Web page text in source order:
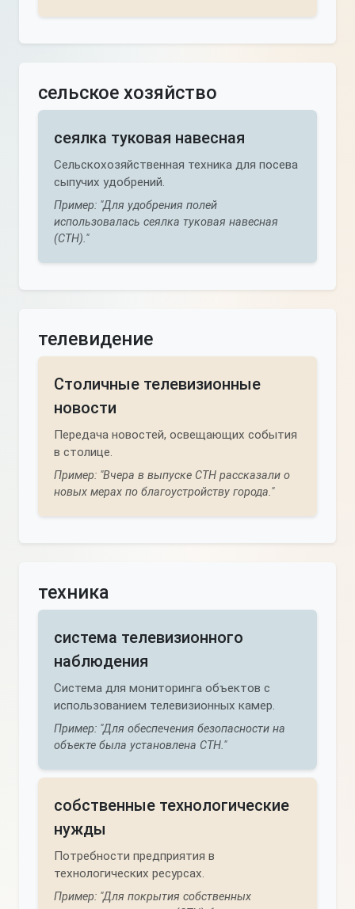
сельское хозяйство
сеялка туковая навесная
Сельскохозяйственная техника для посева
сыпучих удобрений.
Пример: "Для удобрения полей
использовалась сеялка туковая навесная
(СТН)."
телевидение
Столичные телевизионные
новости
Передача новостей, освещающих события
в столице.
Пример: "Вчера в выпуске СТН рассказали о
новых мерах по благоустройству города."
техника
система телевизионного
наблюдения
Система для мониторинга объектов с
использованием телевизионных камер.
Пример: "Для обеспечения безопасности на
объекте была установлена СТН."
собственные технологические
нужды
Потребности предприятия в
технологических ресурсах.
Пример: "Для покрытия собственных